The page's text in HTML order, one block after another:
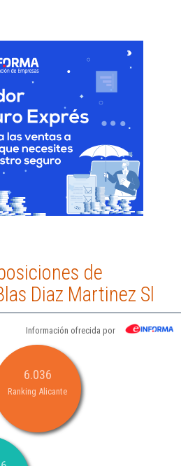
de
Diaz Martinez Sl
Información ofrecida por
6.036
Ranking Alicante